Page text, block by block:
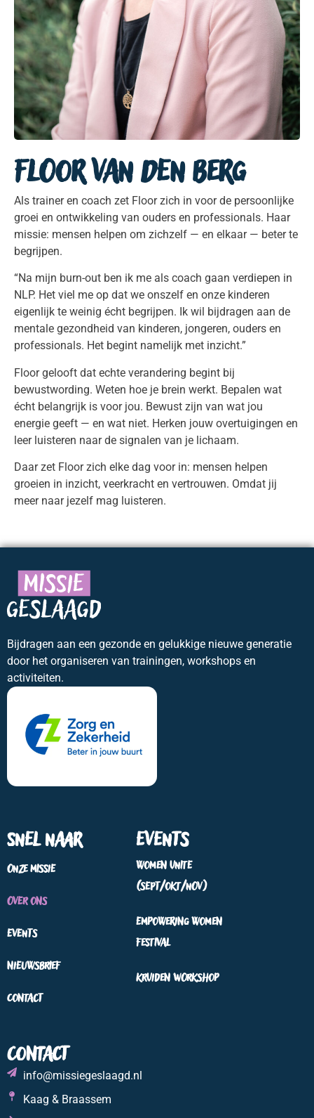
Floor van den Berg
Als trainer en coach zet Floor zich in voor de persoonlijke
groei en ontwikkeling van ouders en professionals. Haar
missie: mensen helpen om zichzelf — en elkaar — beter te
begrijpen.
“Na mijn burn-out ben ik me als coach gaan verdiepen in
NLP. Het viel me op dat we onszelf en onze kinderen
eigenlijk te weinig écht begrijpen. Ik wil bijdragen aan de
mentale gezondheid van kinderen, jongeren, ouders en
professionals. Het begint namelijk met inzicht.”
Floor gelooft dat echte verandering begint bij
bewustwording. Weten hoe je brein werkt. Bepalen wat
écht belangrijk is voor jou. Bewust zijn van wat jou
energie geeft — en wat niet. Herken jouw overtuigingen en
leer luisteren naar de signalen van je lichaam.
Daar zet Floor zich elke dag voor in: mensen helpen
groeien in inzicht, veerkracht en vertrouwen. Omdat jij
meer naar jezelf mag luisteren.
Bijdragen aan een gezonde en gelukkige nieuwe generatie
door het organiseren van trainingen, workshops en
activiteiten.
Snel naar
Onze missie
Over ons
Events
Nieuwsbrief
Contact
Events
Women Unite
(sept/okt/nov)
Empowering Women
Festival
Kruiden workshop
Contact
info@missiegeslaagd.nl
Kaag & Braassem